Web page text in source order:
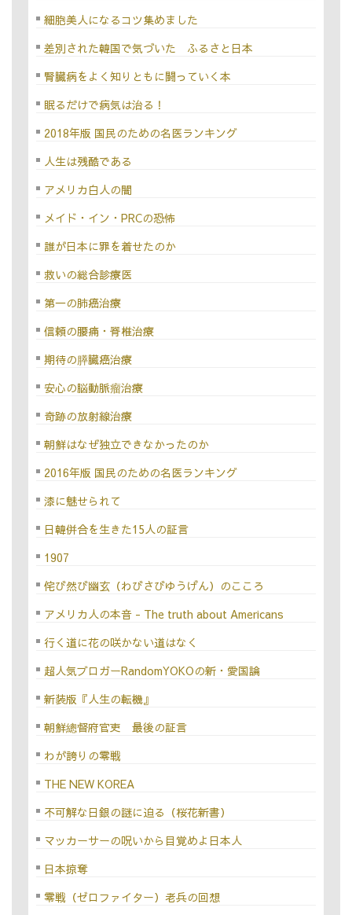
細胞美人になるコツ集めました
差別された韓国で気づいた ふるさと日本
腎臓病をよく知りともに闘っていく本
眠るだけで病気は治る！
2018年版 国民のための名医ランキング
人生は残酷である
アメリカ白人の闇
メイド・イン・PRCの恐怖
誰が日本に罪を着せたのか
救いの総合診療医
第一の肺癌治療
信頼の腰痛・脊椎治療
期待の膵臓癌治療
安心の脳動脈瘤治療
奇跡の放射線治療
朝鮮はなぜ独立できなかったのか
2016年版 国民のための名医ランキング
漆に魅せられて
日韓併合を生きた15人の証言
1907
侘び然び幽玄（わびさびゆうげん）のこころ
アメリカ人の本音 - The truth about Americans
行く道に花の咲かない道はなく
超人気ブロガーRandomYOKOの新・愛国論
新装版『人生の転機』
朝鮮總督府官吏 最後の証言
わが誇りの零戦
THE NEW KOREA
不可解な日銀の謎に迫る（桜花新書）
マッカーサーの呪いから目覚めよ日本人
日本掠奪
零戦（ゼロファイター）老兵の回想